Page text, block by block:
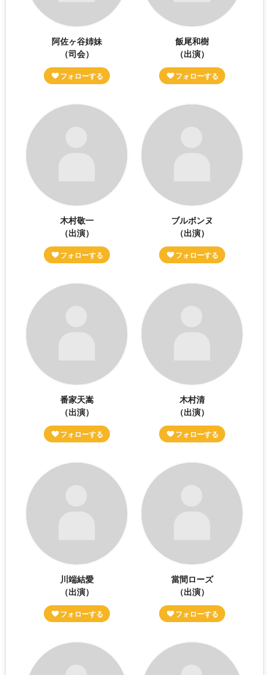
阿佐ヶ谷姉妹
（司会）
飯尾和樹
（出演）
木村敬一
（出演）
ブルボンヌ
（出演）
番家天嵩
（出演）
木村清
（出演）
川端結愛
（出演）
當間ローズ
（出演）